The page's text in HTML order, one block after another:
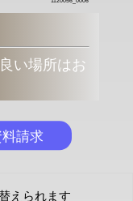
い場所はお
えられます